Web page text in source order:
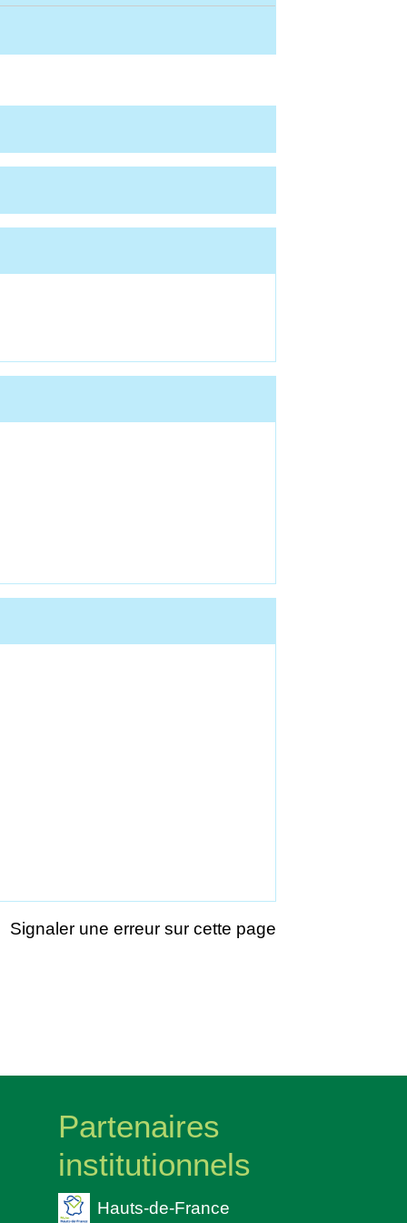
Signaler une erreur sur cette page
Partenaires
institutionnels
Hauts-de-France